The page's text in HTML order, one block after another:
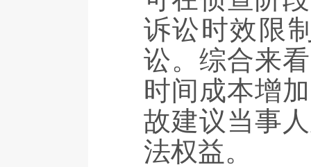
诉讼时效限
讼。综合来
时间成本增
故建议当事
法权益。